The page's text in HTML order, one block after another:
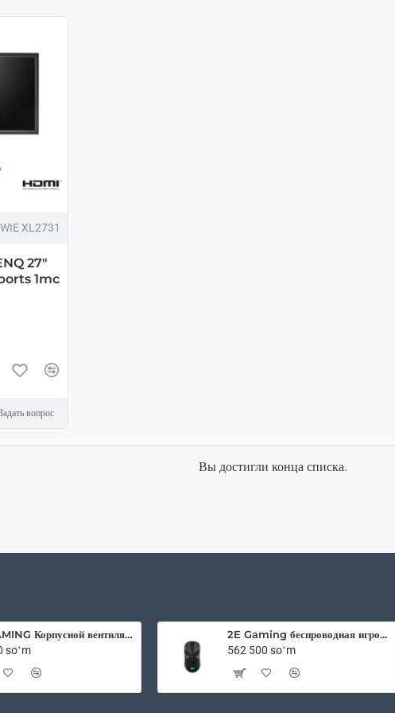
XL2731
27"
1mc
вопрос
Вы достигли конца списка.
2E GAMING Корпусной вентилятор F120OI-ARGB 120мм, 3pin fan, 3 pin +5V Aura, белые лопасти, черная рамка, outer-inner LED
soʻm
2E Gaming беспроводная игровая мышь HyperDrive Pro WL RGB Black
562 500 soʻm